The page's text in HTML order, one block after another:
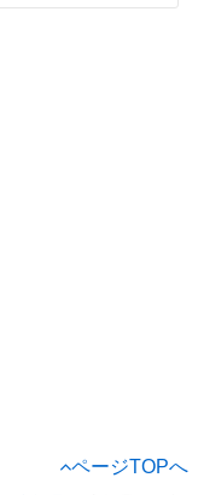
ページTOPへ